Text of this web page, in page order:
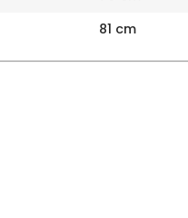
81 cm